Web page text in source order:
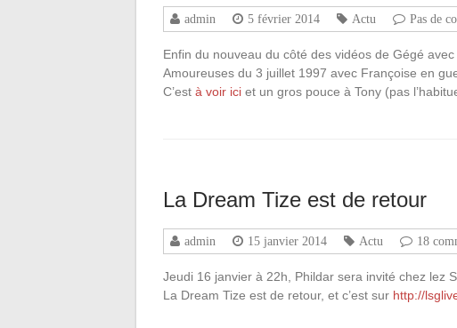
admin 5 février 2014 Actu Pas de
Enfin du nouveau du côté des vidéos de Gégé
Amoureuses du 3 juillet 1997 avec Françoise en
C’est à voir ici et un gros pouce à Tony (pas
La Dream Tize est de retour
admin 15 janvier 2014 Actu 18
Jeudi 16 janvier à 22h, Phildar sera invité chez lez
La Dream Tize est de retour, et c’est sur http://